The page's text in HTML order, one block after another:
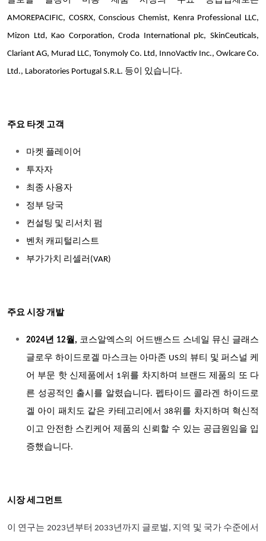
AMOREPACIFIC, COSRX, Conscious Chemist, Kenra Professional LLC,
Mizon Ltd, Kao Corporation, Croda International plc, SkinCeuticals,
Clariant AG, Murad LLC, Tonymoly Co. Ltd, InnoVactiv Inc., Owlcare Co.
Ltd., Laboratories Portugal S.R.L. 등이 있습니다.
주요 타겟 고객
마켓 플레이어
투자자
최종 사용자
정부 당국
컨설팅 및 리서치 펌
벤처 캐피털리스트
부가가치 리셀러(VAR)
주요 시장 개발
2024년 12월, 코스알엑스의 어드밴스드 스네일 뮤신 글래스
글로우 하이드로겔 마스크는 아마존 US의 뷰티 및 퍼스널 케
어 부문 핫 신제품에서 1위를 차지하며 브랜드 제품의 또 다
른 성공적인 출시를 알렸습니다. 펩타이드 콜라겐 하이드로
겔 아이 패치도 같은 카테고리에서 38위를 차지하며 혁신적
이고 안전한 스킨케어 제품의 신뢰할 수 있는 공급원임을 입
증했습니다.
시장 세그먼트
이 연구는 2023년부터 2033년까지 글로벌, 지역 및 국가 수준에서